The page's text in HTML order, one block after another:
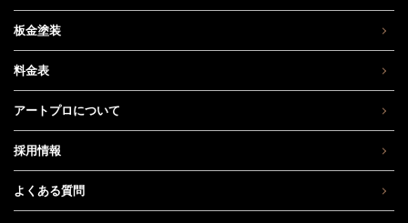
板金塗装
料金表
アートプロについて
採用情報
よくある質問